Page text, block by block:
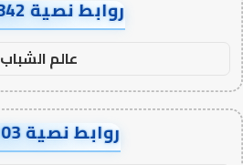
روابط نصية AA86842
عالم الشباب
روابط نصية AA4203